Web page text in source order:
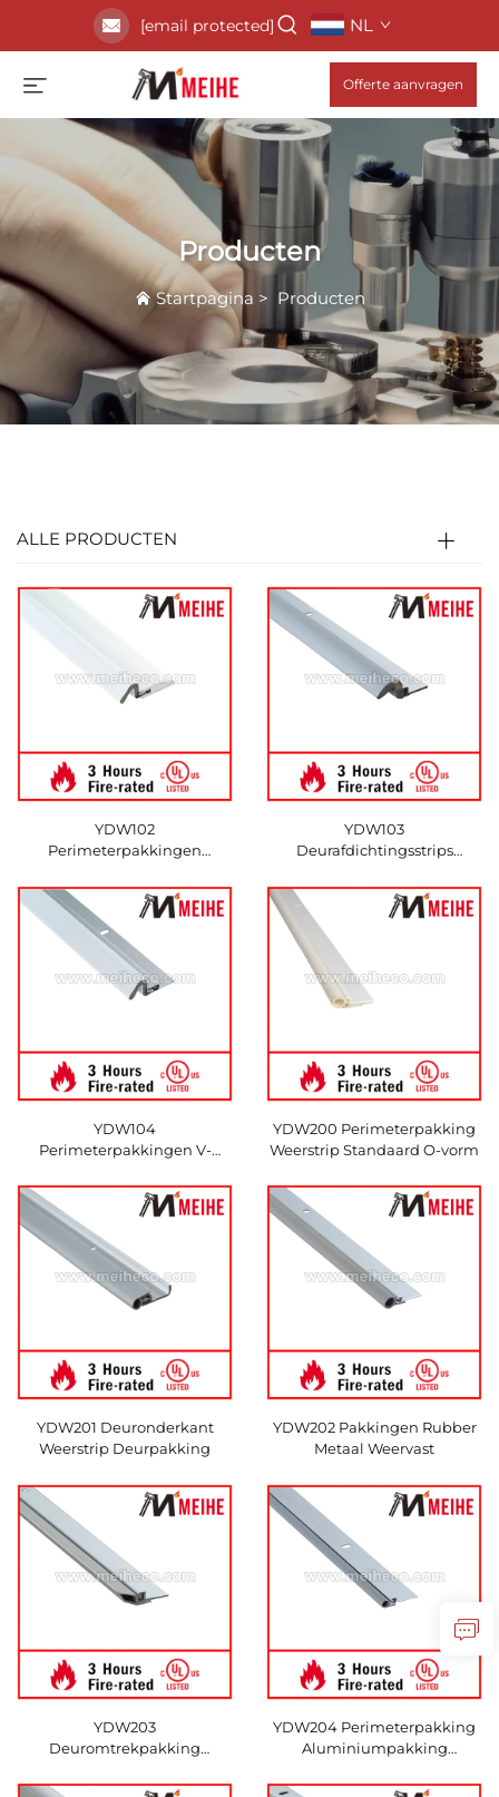
[email protected] NL
Offerte aanvragen
Producten
Startpagina > Producten
ALLE PRODUCTEN
YDW102
Perimeterpakkingen
poedercoatingafwerking
YDW103
Deurafdichtingsstrips
Perimeterafdichtingen
YDW104
Perimeterpakkingen V-
YDW200 Perimeterpakking
Weerstrip Standaard O-vorm
YDW201 Deuronderkant
Weerstrip Deurpakking
YDW202 Pakkingen Rubber
Metaal Weervast
YDW203
Deuromtrekpakking
YDW204 Perimeterpakking
Aluminiumpakking